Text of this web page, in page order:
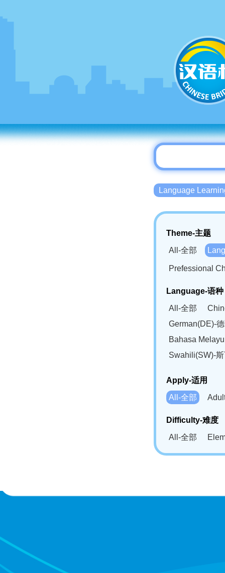
Language
Theme-主题
All-全部
Prefessional
Language-语种
All-全部
German(DE)-
Bahasa
Swahili(SW)-
Apply-适用
All-全部
Difficulty-难度
All-全部